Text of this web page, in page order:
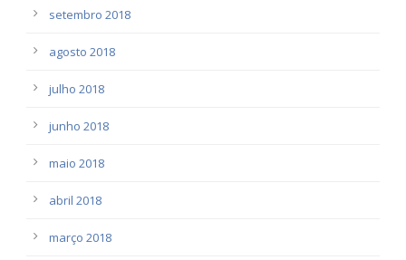
setembro 2018
agosto 2018
julho 2018
junho 2018
maio 2018
abril 2018
março 2018